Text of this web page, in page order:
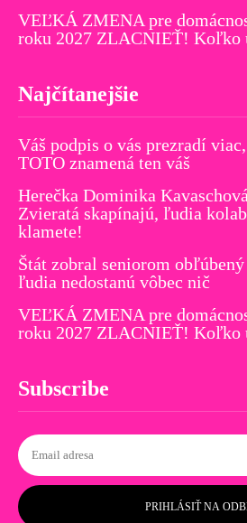
VEĽKÁ ZMENA pre
roku 2027 ZLACNIEŤ! Koľko
Najčítanejšie
Váš podpis o vás prezradí
TOTO znamená ten váš
Herečka Dominika
Zvieratá skapínajú, ľudia
klamete!
Štát zobral seniorom
ľudia nedostanú vôbec nič
VEĽKÁ ZMENA pre
roku 2027 ZLACNIEŤ! Koľko
Subscribe
PRIHLÁSIŤ NA